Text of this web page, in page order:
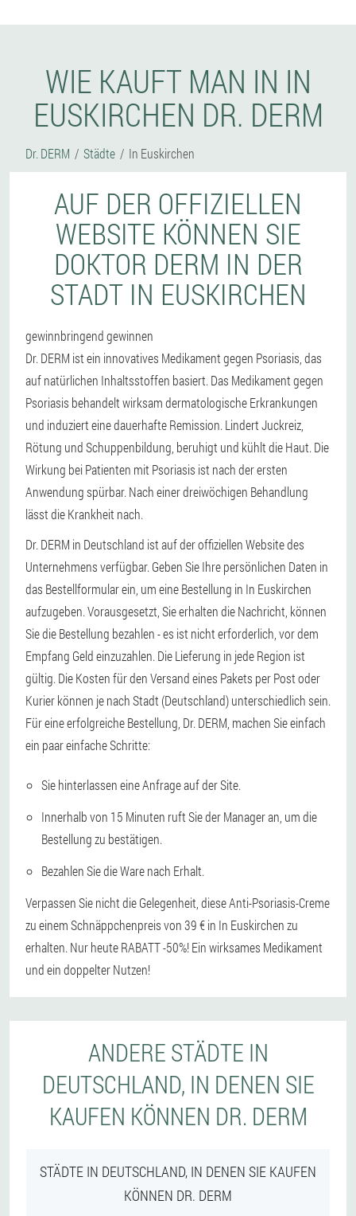
WIE KAUFT MAN IN IN
EUSKIRCHEN DR. DERM
Dr. DERM Städte In Euskirchen
AUF DER OFFIZIELLEN
WEBSITE KÖNNEN SIE
DOKTOR DERM IN DER
STADT IN EUSKIRCHEN
gewinnbringend gewinnen
Dr. DERM ist ein innovatives Medikament gegen Psoriasis, das
auf natürlichen Inhaltsstoffen basiert. Das Medikament gegen
Psoriasis behandelt wirksam dermatologische Erkrankungen
und induziert eine dauerhafte Remission. Lindert Juckreiz,
Rötung und Schuppenbildung, beruhigt und kühlt die Haut. Die
Wirkung bei Patienten mit Psoriasis ist nach der ersten
Anwendung spürbar. Nach einer dreiwöchigen Behandlung
lässt die Krankheit nach.
Dr. DERM in Deutschland ist auf der offiziellen Website des
Unternehmens verfügbar. Geben Sie Ihre persönlichen Daten in
das Bestellformular ein, um eine Bestellung in In Euskirchen
aufzugeben. Vorausgesetzt, Sie erhalten die Nachricht, können
Sie die Bestellung bezahlen - es ist nicht erforderlich, vor dem
Empfang Geld einzuzahlen. Die Lieferung in jede Region ist
gültig. Die Kosten für den Versand eines Pakets per Post oder
Kurier können je nach Stadt (Deutschland) unterschiedlich sein.
Für eine erfolgreiche Bestellung, Dr. DERM, machen Sie einfach
ein paar einfache Schritte:
Sie hinterlassen eine Anfrage auf der Site.
Innerhalb von 15 Minuten ruft Sie der Manager an, um die
Bestellung zu bestätigen.
Bezahlen Sie die Ware nach Erhalt.
Verpassen Sie nicht die Gelegenheit, diese Anti-Psoriasis-Creme
zu einem Schnäppchenpreis von 39 € in In Euskirchen zu
erhalten. Nur heute RABATT -50%! Ein wirksames Medikament
und ein doppelter Nutzen!
ANDERE STÄDTE IN
DEUTSCHLAND, IN DENEN SIE
KAUFEN KÖNNEN DR. DERM
STÄDTE IN DEUTSCHLAND, IN DENEN SIE KAUFEN
KÖNNEN DR. DERM